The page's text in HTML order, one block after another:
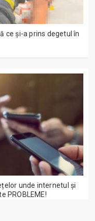
ce și-a prins degetul în
unde internetul și
PROBLEME!